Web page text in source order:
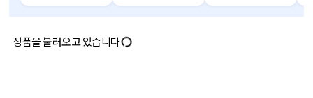
상품을 불러오고 있습니다